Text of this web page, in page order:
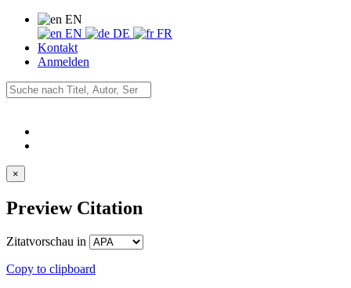
EN
EN
DE
FR
Kontakt
Anmelden
×
Preview Citation
Zitatvorschau in
Copy to clipboard